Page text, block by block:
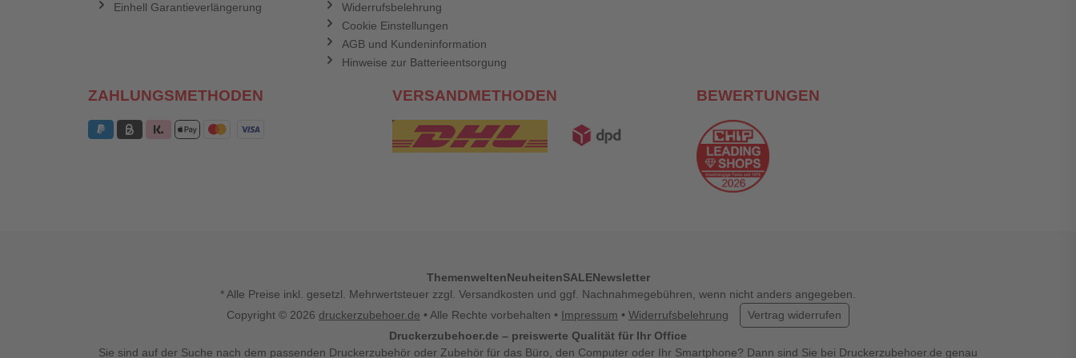
Einhell Garantieverlängerung
Widerrufsbelehrung
Cookie Einstellungen
AGB und Kundeninformation
Hinweise zur Batterieentsorgung
ZAHLUNGSMETHODEN VERSANDMETHODEN BEWERTUNGEN
ThemenweltenNeuheitenSALENewsletter
* Alle Preise inkl. gesetzl. Mehrwertsteuer zzgl. Versandkosten und ggf. Nachnahmegebühren, wenn nicht anders angegeben.
Copyright © 2026 druckerzubehoer.de • Alle Rechte vorbehalten • Impressum • Widerrufsbelehrung
Vertrag widerrufen
Druckerzubehoer.de – preiswerte Qualität für Ihr Office
Sie sind auf der Suche nach dem passenden Druckerzubehör oder Zubehör für das Büro, den Computer oder Ihr Smartphone? Dann sind Sie bei Druckerzubehoer.de genau